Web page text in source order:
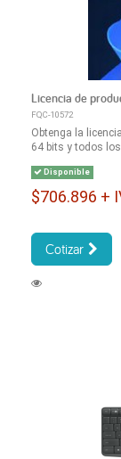
Licencia de
FQC-10572
Obtenga la
64 bits y todos
Disponible
$706.896 +
Cotizar